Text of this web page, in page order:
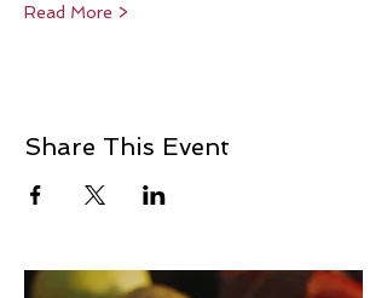
Read More >
Share This Event